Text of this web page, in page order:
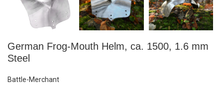
German Frog-Mouth Helm, ca. 1500, 1.6 mm
Steel
Battle-Merchant